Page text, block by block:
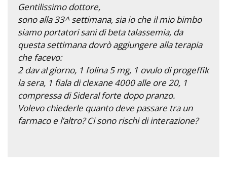
Gentilissimo dottore,
sono alla 33^ settimana, sia io che il mio bimbo
siamo portatori sani di beta talassemia, da
questa settimana dovrò aggiungere alla terapia
che facevo:
2 dav al giorno, 1 folina 5 mg, 1 ovulo di progeffik
la sera, 1 fiala di clexane 4000 alle ore 20, 1
compressa di Sideral forte dopo pranzo.
Volevo chiederle quanto deve passare tra un
farmaco e l’altro? Ci sono rischi di interazione?